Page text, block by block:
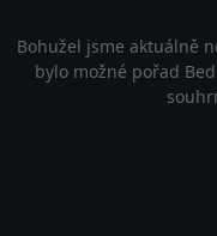
Bohužel jsme aktuálně
bylo možné pořad